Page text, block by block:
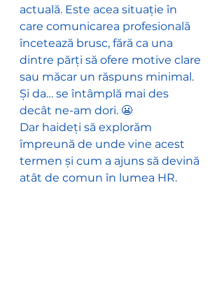
actuală. Este acea situație în
care comunicarea profesională
încetează brusc, fără ca una
dintre părți să ofere motive clare
sau măcar un răspuns minimal.
Și da… se întâmplă mai des
decât ne-am dori. 😬
Dar haideți să explorăm
împreună de unde vine acest
termen și cum a ajuns să devină
atât de comun în lumea HR.